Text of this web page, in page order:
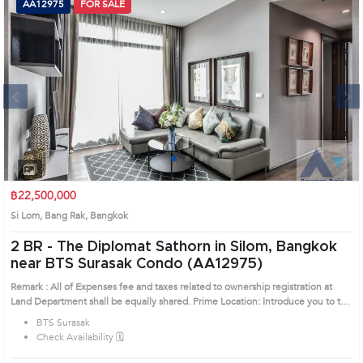
Next
1 2 3 4
AA12975 FOR SALE
฿22,500,000
Si Lom, Bang Rak, Bangkok
2 BR - The Diplomat Sathorn in Silom, Bangkok
near BTS Surasak Condo (AA12975)
Remark : All of Expenses fee and taxes related to ownership registration at
Land Department shall be equally shared. Prime Location: Introduce you to the
House code: AA12975, in Bang Rak's Bangkok highly desirable district. This
prime location surrounds
BTS Surasak
Check Availability 🗓️